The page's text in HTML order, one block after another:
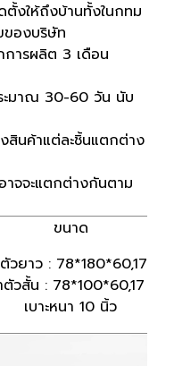
ตั้งให้ถึงบ้านทั้งในกทม
ของบริษัท
การผลิต 3 เดือน
ะมาณ 30-60 วัน นับ
สินค้าแต่ละชิ้นแตกต่าง
จจะแตกต่างกันตาม
ขนาด
วยาว : 78*180*60,17 ซม.
วสั้น : 78*100*60,17 ซม.
เบาะหนา 10 นิ้ว